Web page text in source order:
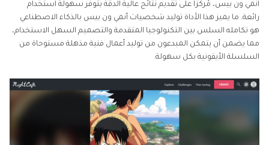
انمي ون بيس، مُركِّزًا على تقديم نتائج عالية الدقة بتوفر سهولة استخدام
رائعة. ما يميز هذا الأداة توليد شخصيات أنمي ون بيس بالذكاء الاصطناعي
هو تكامله السلس بين التكنولوجيا المتقدمة والتصميم السهل الاستخدام،
مما يضمن أن يتمكن المبدعون من توليد أعمال فنية مذهلة مستوحاة من
السلسلة الأيقونية بكل سهولة.